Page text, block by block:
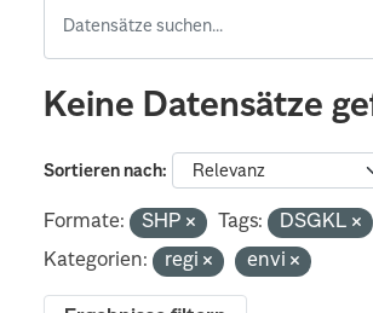
Keine Datensätze
Sortieren nach
Formate: SHP Tags: DSGKL
Kategorien:
regi envi